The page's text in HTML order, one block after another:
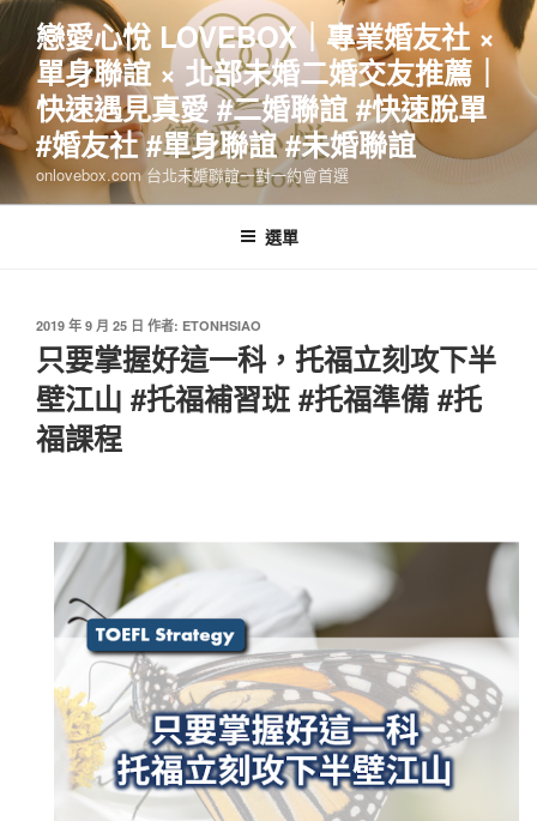
跳
主
要
內
容
戀愛心悅 LOVEBOX｜專業婚友社 ×
單身聯誼 × 北部未婚二婚交友推薦｜
快速遇見真愛 #二婚聯誼 #快速脫單
#婚友社 #單身聯誼 #未婚聯誼
onlovebox.com 台北未婚聯誼一對一約會首選
選單
發
佈
於
2019 年 9 月 25 日 作者: ETONHSIAO
只要掌握好這一科，托福立刻攻下半
壁江山 #托福補習班 #托福準備 #托
福課程